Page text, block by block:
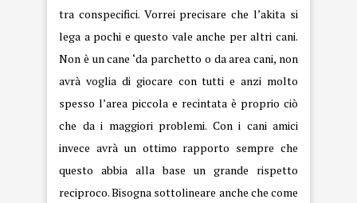
tra conspecifici. Vorrei precisare che l’akita si
lega a pochi e questo vale anche per altri cani.
Non è un cane ‘da parchetto o da area cani, non
avrà voglia di giocare con tutti e anzi molto
spesso l’area piccola e recintata è proprio ciò
che da i maggiori problemi. Con i cani amici
invece avrà un ottimo rapporto sempre che
questo abbia alla base un grande rispetto
reciproco. Bisogna sottolineare anche che come